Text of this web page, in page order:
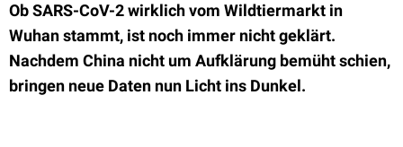
Ob SARS-CoV-2 wirklich vom Wildtiermarkt in
Wuhan stammt, ist noch immer nicht geklärt.
Nachdem China nicht um Aufklärung bemüht schien,
bringen neue Daten nun Licht ins Dunkel.